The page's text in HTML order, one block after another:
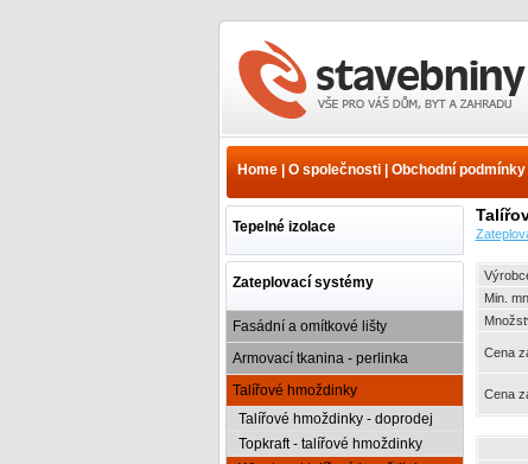
Talířové hmoždinky -
hmoždinky - Wkret-met LTX
Home| O společnosti| Obchodní podmínky
Tepelné izolace
Zateplovací systémy
Fasádní a omítkové lišty
Armovací tkanina - perlinka
Talířové hmoždinky
Talířové hmoždinky - doprodej
Topkraft - talířové hmoždinky
Min.
Cena
Cena